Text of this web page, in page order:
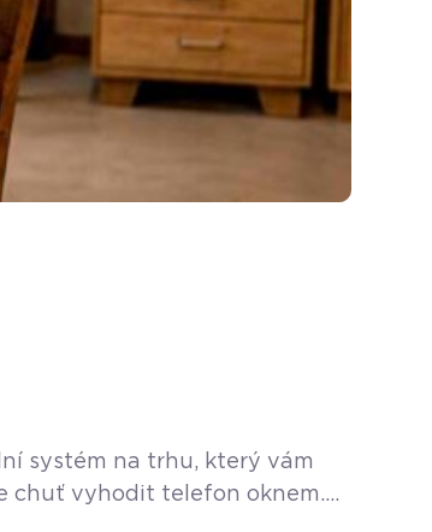
systém na trhu, který vám
chuť vyhodit telefon oknem.